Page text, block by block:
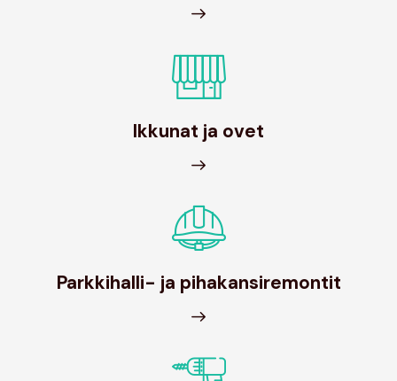
Ikkunat ja ovet
Parkkihalli- ja pihakansiremontit